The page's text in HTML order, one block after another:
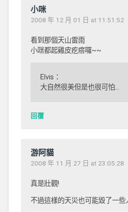
小咪
2008 年 12 月 01 日 at 11:51:52
看到那個天山雷雨
小咪都起雞皮疙瘩囉~~
Elvis：
大自然很美但是也很可怕…
回覆
游阿貓
2008 年 11 月 27 日 at 23:05:28
真是壯觀!
不過這樣的天災也可能毀了一些